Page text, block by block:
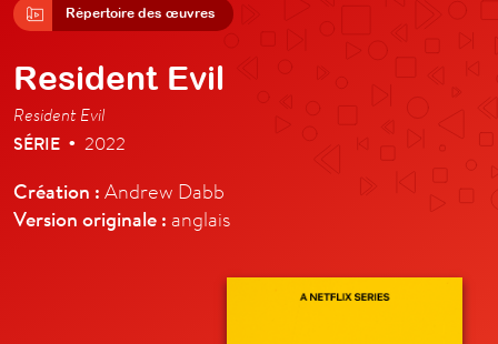
Répertoire des œuvres
Resident Evil
Resident Evil
SÉRIE • 2022
Création : Andrew Dabb
Version originale : anglais